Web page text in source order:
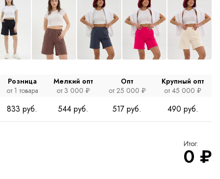
Розница
от 1 товара
Мелкий опт
от 3 000 ₽
Опт
от 25 000 ₽
Крупный опт
от 45 000 ₽
833 руб. 544 руб. 517 руб. 490 руб.
Итог:
0 ₽